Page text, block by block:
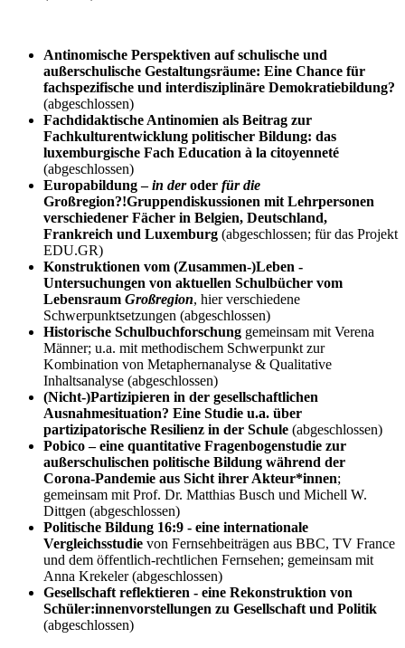
Antinomische Perspektiven auf schulische und
außerschulische Gestaltungsräume: Eine Chance für
fachspezifische und interdisziplinäre Demokratiebildung?
(abgeschlossen)
Fachdidaktische Antinomien als Beitrag zur
Fachkulturentwicklung politischer Bildung: das
luxemburgische Fach Education à la citoyenneté
(abgeschlossen)
Europabildung –in deroder für die
Großregion?!Gruppendiskussionen mit Lehrpersonen
verschiedener Fächer in Belgien, Deutschland,
Frankreich und Luxemburg (abgeschlossen; für das Projekt
EDU.GR)
Konstruktionen vom (Zusammen-)Leben -
Untersuchungen von aktuellen Schulbücher vom
Lebensraum Großregion, hier verschiedene
Schwerpunktsetzungen (abgeschlossen)
Historische Schulbuchforschung gemeinsam mit Verena
Männer; u.a. mit methodischem Schwerpunkt zur
Kombination von Metaphernanalyse & Qualitative
Inhaltsanalyse (abgeschlossen)
(Nicht-)Partizipieren in der gesellschaftlichen
Ausnahmesituation? Eine Studie u.a. über
partizipatorische Resilienz in der Schule (abgeschlossen)
Pobico – eine quantitative Fragenbogenstudie zur
außerschulischen politische Bildung während der
Corona-Pandemie aus Sicht ihrer Akteur*innen;
gemeinsam mit Prof. Dr. Matthias Busch und Michell W.
Dittgen (abgeschlossen)
Politische Bildung 16:9 - eine internationale
Vergleichsstudie von Fernsehbeiträgen aus BBC, TV France
und dem öffentlich-rechtlichen Fernsehen; gemeinsam mit
Anna Krekeler (abgeschlossen)
Gesellschaft reflektieren - eine Rekonstruktion von
Schüler:innenvorstellungen zu Gesellschaft und Politik
(abgeschlossen)